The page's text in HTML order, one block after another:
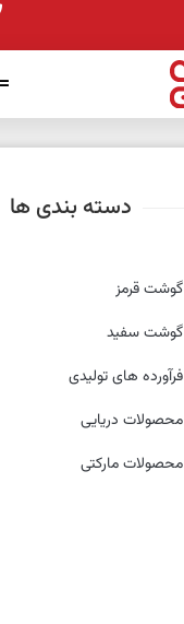
دسته بندی ها
گوشت قرمز
گوشت سفید
فرآورده های تولیدی
محصولات دریایی
محصولات مارکتی